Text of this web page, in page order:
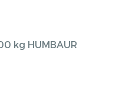
kg HUMBAUR